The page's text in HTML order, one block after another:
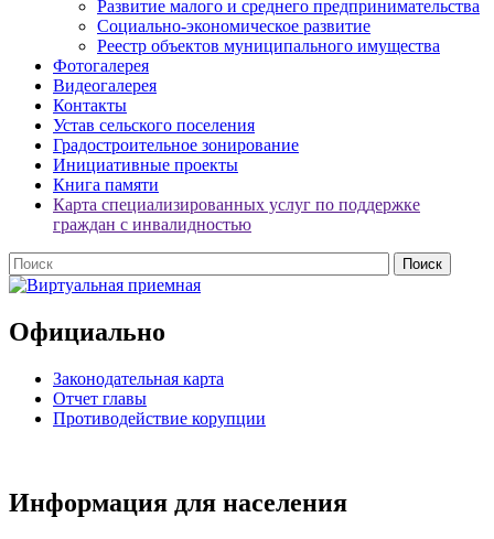
Развитие малого и среднего предпринимательства
Социально-экономическое развитие
Реестр объектов муниципального имущества
Фотогалерея
Видеогалерея
Контакты
Устав сельского поселения
Градостроительное зонирование
Инициативные проекты
Книга памяти
Карта специализированных услуг по поддержке
граждан с инвалидностью
Официально
Законодательная карта
Отчет главы
Противодействие корупции
Информация для населения